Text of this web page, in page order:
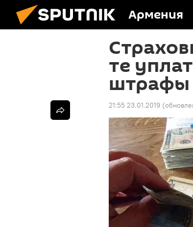
Армения
те
штрафы
21:55 23.01.2019